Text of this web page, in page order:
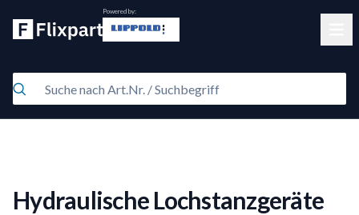
Powered by:
Hydraulische Lochstanzgeräte